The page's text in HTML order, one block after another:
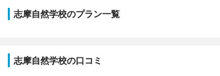
志摩自然学校のプラン一覧
志摩自然学校の口コミ